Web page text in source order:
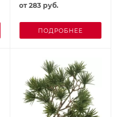
от283 руб.
ПОДРОБНЕЕ